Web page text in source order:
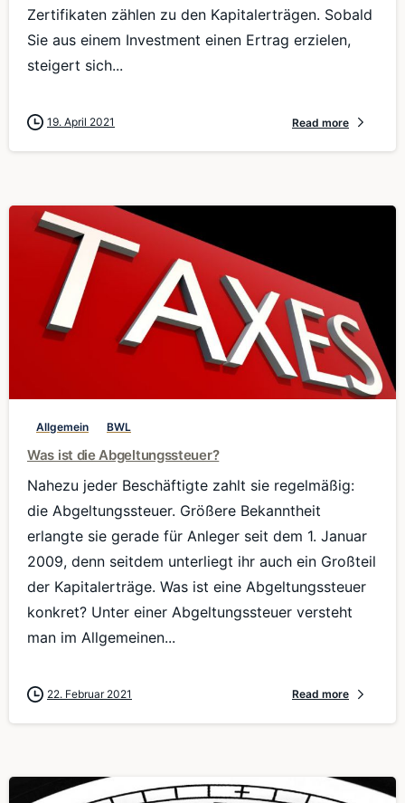
Zertifikaten zählen zu den Kapitalerträgen. Sobald
Sie aus einem Investment einen Ertrag erzielen,
steigert sich...
19. April 2021 Read more
0
Allgemein BWL
Was ist die Abgeltungssteuer?
Nahezu jeder Beschäftigte zahlt sie regelmäßig:
die Abgeltungssteuer. Größere Bekanntheit
erlangte sie gerade für Anleger seit dem 1. Januar
2009, denn seitdem unterliegt ihr auch ein Großteil
der Kapitalerträge. Was ist eine Abgeltungssteuer
konkret? Unter einer Abgeltungssteuer versteht
man im Allgemeinen...
22. Februar 2021 Read more